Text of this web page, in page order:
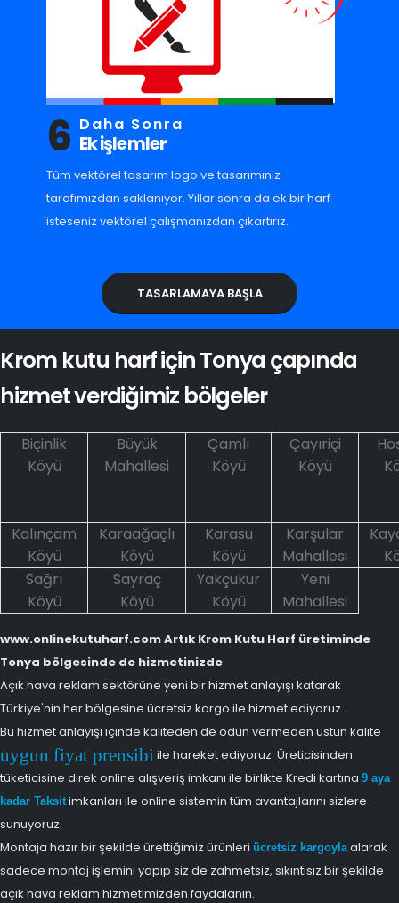
6 Daha Sonra
Ek işlemler
Tüm vektörel tasarım logo ve tasarımınız
tarafımızdan saklanıyor. Yıllar sonra da ek bir harf
isteseniz vektörel çalışmanızdan çıkartırız.
TASARLAMAYA BAŞLA
Krom kutu harf için Tonya çapında
hizmet verdiğimiz bölgeler
Biçinlik
Köyü
Büyük
Mahallesi
Çamlı
Köyü
Çayıriçi
Köyü
Kalınçam
Köyü
Karaağaçlı
Köyü
Karasu
Köyü
Karşular
Mahallesi
Sağrı
Köyü
Sayraç
Köyü
Yakçukur
Köyü
Yeni
Mahallesi
www.onlinekutuharf.com Artık Krom Kutu Harf üretiminde
Tonya bölgesinde de hizmetinizde
Açık hava reklam sektörüne yeni bir hizmet anlayışı katarak
Türkiye'nin her bölgesine ücretsiz kargo ile hizmet ediyoruz.
Bu hizmet anlayışı içinde kaliteden de ödün vermeden üstün kalite
uygun fiyat prensibi ile hareket ediyoruz. Üreticisinden
tüketicisine direk online alışveriş imkanı ile birlikte Kredi kartına 9 aya
kadar Taksitimkanları ile online sistemin tüm avantajlarını sizlere
sunuyoruz.
Montaja hazır bir şekilde ürettiğimiz ürünleri ücretsiz kargoylaalarak
sadece montaj işlemini yapıp siz de zahmetsiz, sıkıntısız bir şekilde
açık hava reklam hizmetimizden faydalanın.